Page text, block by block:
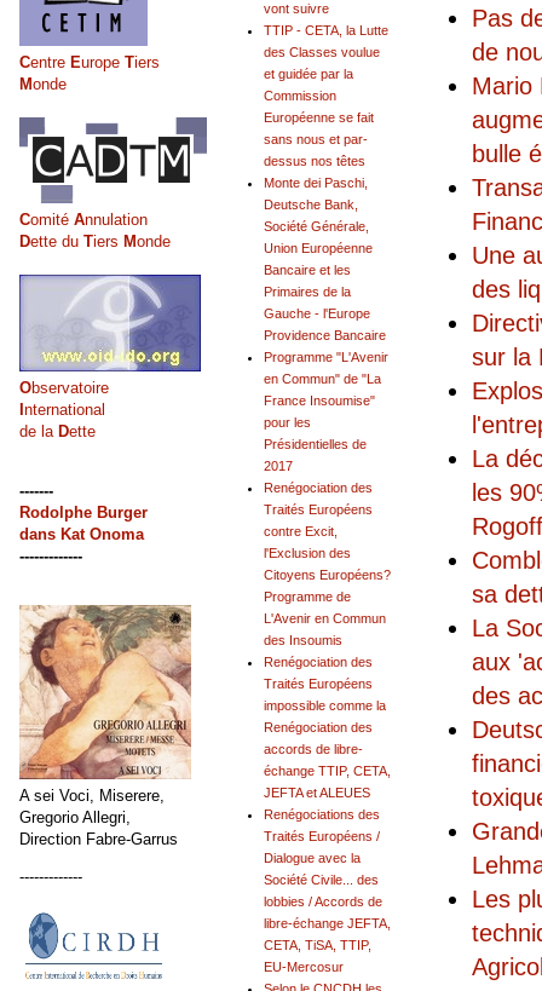
Pas
de
Mario
bulle
Une
des
sur la
La
les
Rogoff
sa
La
aux
des
Les
vont suivre
TTIP - CETA, la Lutte
des Classes voulue
et guidée par la
Commission
Européenne se fait
sans nous et par-
dessus nos têtes
Monte dei Paschi,
Deutsche Bank,
Société Générale,
Union Européenne
Bancaire et les
Primaires de la
Gauche - l'Europe
Providence Bancaire
Programme "L'Avenir
en Commun" de "La
France Insoumise"
pour les
Présidentielles de
2017
Renégociation des
Traités Européens
contre Excit,
l'Exclusion des
Citoyens Européens?
Programme de
L'Avenir en Commun
des Insoumis
Renégociation des
Traités Européens
impossible comme la
Renégociation des
accords de libre-
échange TTIP, CETA,
JEFTA et ALEUES
Renégociations des
Traités Européens /
Dialogue avec la
Société Civile... des
lobbies / Accords de
libre-échange JEFTA,
CETA, TiSA, TTIP,
EU-Mercosur
Centre Europe Tiers
Monde
Comité Annulation
Dette du Tiers Monde
Observatoire
International
de la Dette
-------
Rodolphe Burger
dans Kat Onoma
-------------
A sei Voci, Miserere,
Gregorio Allegri,
Direction Fabre-Garrus
-------------